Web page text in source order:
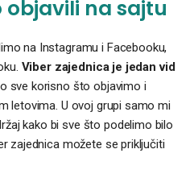
objavili na sajtu
na Instagramu i Facebooku,
Viber zajednica je jedan vid
sve korisno što objavimo i
letovima. U ovoj grupi samo mi
kako bi sve što podelimo bilo
zajednica možete se priključiti